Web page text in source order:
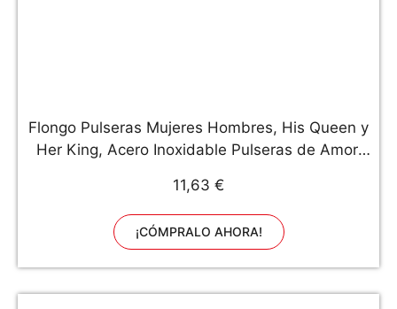
Flongo Pulseras Mujeres Hombres, His Queen y
Her King, Acero Inoxidable Pulseras de Amor,
Circonitas, Regalo para San Valentín/Navidad,
Un par
11,63 €
¡CÓMPRALO AHORA!